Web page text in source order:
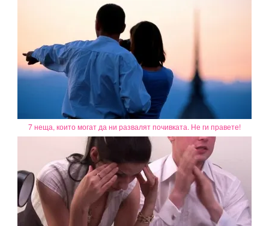
7 неща, които могат да ни развалят почивката. Не ги правете!